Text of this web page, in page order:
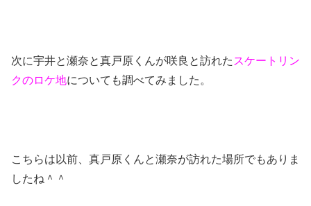
次に宇井と瀬奈と真戸原くんが咲良と訪れた スケートリン
クのロケ地についても調べてみました。
こちらは以前、真戸原くんと瀬奈が訪れた場所でもありま
したね＾＾